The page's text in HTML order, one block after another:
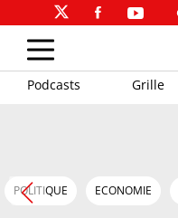
Podcasts Grille
POLITIQUE ECONOMIE